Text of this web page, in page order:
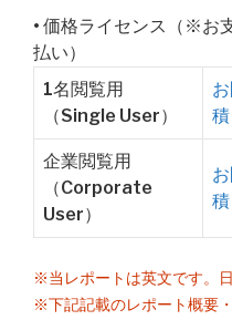
• 価格ライセンス（※お
払い）
1名閲覧用
（Single User）
企業閲覧用
（Corporate
User）
※当レポートは英文です。
※下記記載のレポート概要